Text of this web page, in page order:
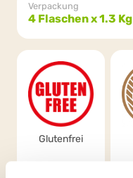
Verpackung
4 Flaschen x 1.3 Kg
Glutenfrei